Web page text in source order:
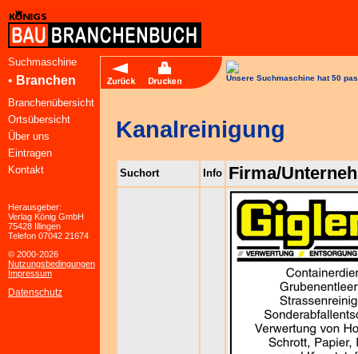
Suchmaschine
• Branchen
Branchenübersicht
Ortsübersicht
Über uns
Eintragen
Kontakt
Herausgeber:
Verlag König GmbH
75428 Illingen
Telefon 07042 21674
© 2000-2026
Nutzungsbedingungen
Impressum
Datenschutz
Unsere Suchmaschine hat 50
Kanalreinigung
Suchort Info Firma/